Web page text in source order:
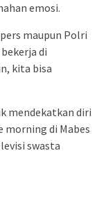
emosi.
maupun Polri
di
kita bisa
mendekatkan diri
morning di Mabes
swasta